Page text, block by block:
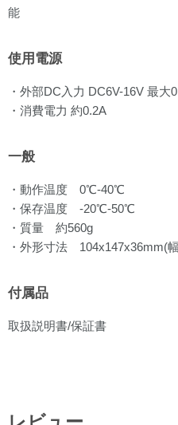
能
使用電源
・外部DC入力 DC6V-16V 最大
・消費電力 約0.2A
一般
・動作温度 0℃-40℃
・保存温度 -20℃-50℃
・質量 約560g
・外形寸法 104x147x36mm(
付属品
取扱説明書/保証書